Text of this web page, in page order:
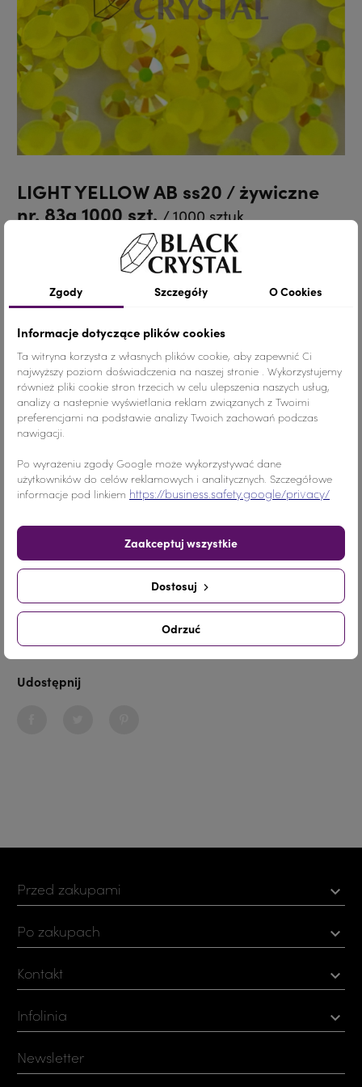
LIGHT YELLOW AB ss20 / żywiczne
nr. 83a 1000 szt./ 1000 sztuk
Cyrkonie żywiczne.
Szczegóły produktu
Kolor
Materiał Żywica
Ilość 1000 sztuk
Dodaj do koszyka
Udostępnij
Przed zakupami 
Po zakupach 
Kontakt 
Infolinia 
Zgody Szczegóły O Cookies
Informacje dotyczące plików cookies
Ta witryna korzysta z własnych plików cookie, aby zapewnić Ci
najwyższy poziom doświadczenia na naszej stronie . Wykorzystujemy
również pliki cookie stron trzecich w celu ulepszenia naszych usług,
analizy a nastepnie wyświetlania reklam związanych z Twoimi
preferencjami na podstawie analizy Twoich zachowań podczas
nawigacji.
Po wyrażeniu zgody Google może wykorzystywać dane
użytkowników do celów reklamowych i analitycznych. Szczegółowe
informacje pod linkiem https://business.safety.google/privacy/
Odrzuć
Dostosuj
Zaakceptuj wszystkie
Newsletter